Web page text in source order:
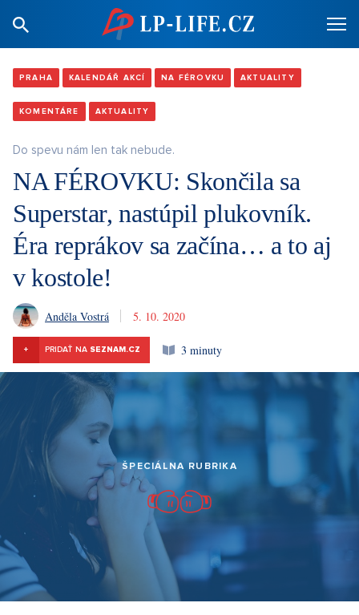
PRAHA KALENDÁŘ AKCÍ NA FÉROVKU AKTUALITY
KOMENTÁRE AKTUALITY
Do spevu nám len tak nebude.
NA FÉROVKU: Skončila sa
Superstar, nastúpil plukovník.
Éra reprákov sa začína… a to aj
v kostole!
Anděla Vostrá 5. 10. 2020
+ PRIDAŤ NA SEZNAM.CZ 3 minuty
ŠPECIÁLNA RUBRIKA